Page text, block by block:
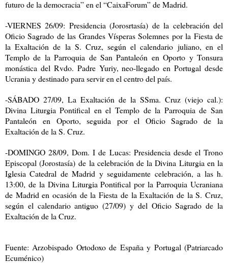
futuro de la democracia” en el “CaixaForum” de Madrid.
-VIERNES 26/09: Presidencia (Jorosrtasía) de la celebración del
Oficio Sagrado de las Grandes Vísperas Solemnes por la Fiesta de
la Exaltación de la S. Cruz, según el calendario juliano, en el
Templo de la Parroquia de San Pantaleón en Oporto y Tonsura
monástica del Rvdo. Padre Yuriy, neo-llegado en Portugal desde
Ucrania y destinado para servir en el centro del país.
-SÁBADO 27/09, La Exaltación de la SSma. Cruz (viejo cal.):
Divina Liturgia Pontifical en el Templo de la Parroquia de San
Pantaleón en Oporto, seguida por el Oficio Sagrado de la
Exaltación de la S. Cruz.
-DOMINGO 28/09, Dom. I de Lucas: Presidencia desde el Trono
Episcopal (Jorostasía) de la celebración de la Divina Liturgia en la
Iglesia Catedral de Madrid y seguidamente celebración, a las h.
13:00, de la Divina Liturgia Pontifical por la Parroquia Ucraniana
de Madrid en ocasión de la Fiesta de la Exaltación de la S. Cruz,
según el calendario antiguo (27/09) y del Oficio Sagrado de la
Exaltación de la Cruz.
Fuente: Arzobispado Ortodoxo de España y Portugal (Patriarcado
Ecuménico)